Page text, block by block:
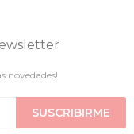
novedades!
SUSCRIBIRME